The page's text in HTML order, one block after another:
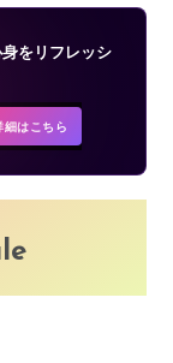
をリフレッシ
細はこちら